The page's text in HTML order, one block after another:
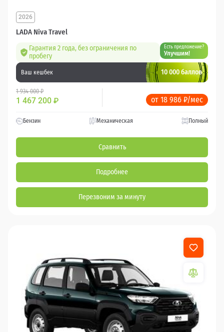
LADA Niva Travel
2026
Гарантия 2 года, без ограничения по
пробегу
Есть предложение?
Улучшим!
Ваш кешбек 10 000 баллов
1 934 000 ₽
1 467 200 ₽ от 18 986 ₽/мес
Бензин Механическая Полный
Сравнить
Подробнее
Перезвоним за минуту